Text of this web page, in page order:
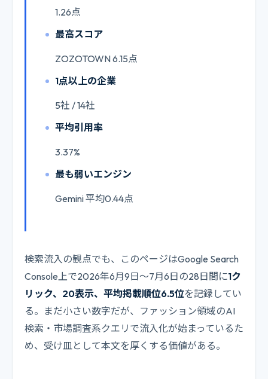
1.26点
最高スコア
ZOZOTOWN 6.15点
1点以上の企業
5社 / 14社
平均引用率
3.37%
最も弱いエンジン
Gemini 平均0.44点
検索流入の観点でも、このページはGoogle Search
Console上で2026年6月9日〜7月6日の28日間に1ク
リック、20表示、平均掲載順位6.5位を記録してい
る。まだ小さい数字だが、ファッション領域のAI
検索・市場調査系クエリで流入化が始まっているた
め、受け皿として本文を厚くする価値がある。